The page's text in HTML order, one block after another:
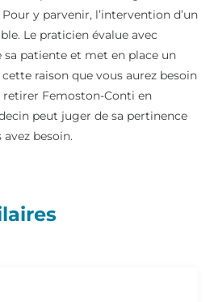
y parvenir, l’intervention d’un
Le praticien évalue avec
sa patiente et met en place un
raison que vous aurez besoin
retirer Femoston-Conti en
peut juger de sa pertinence
besoin.